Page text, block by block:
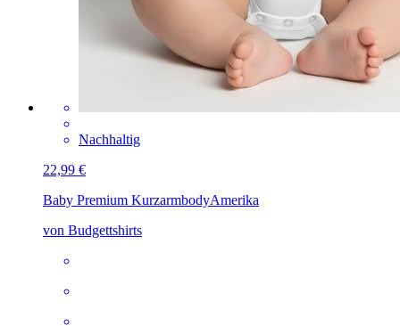
Nachhaltig
22,99 €
Baby Premium KurzarmbodyAmerika
von Budgettshirts